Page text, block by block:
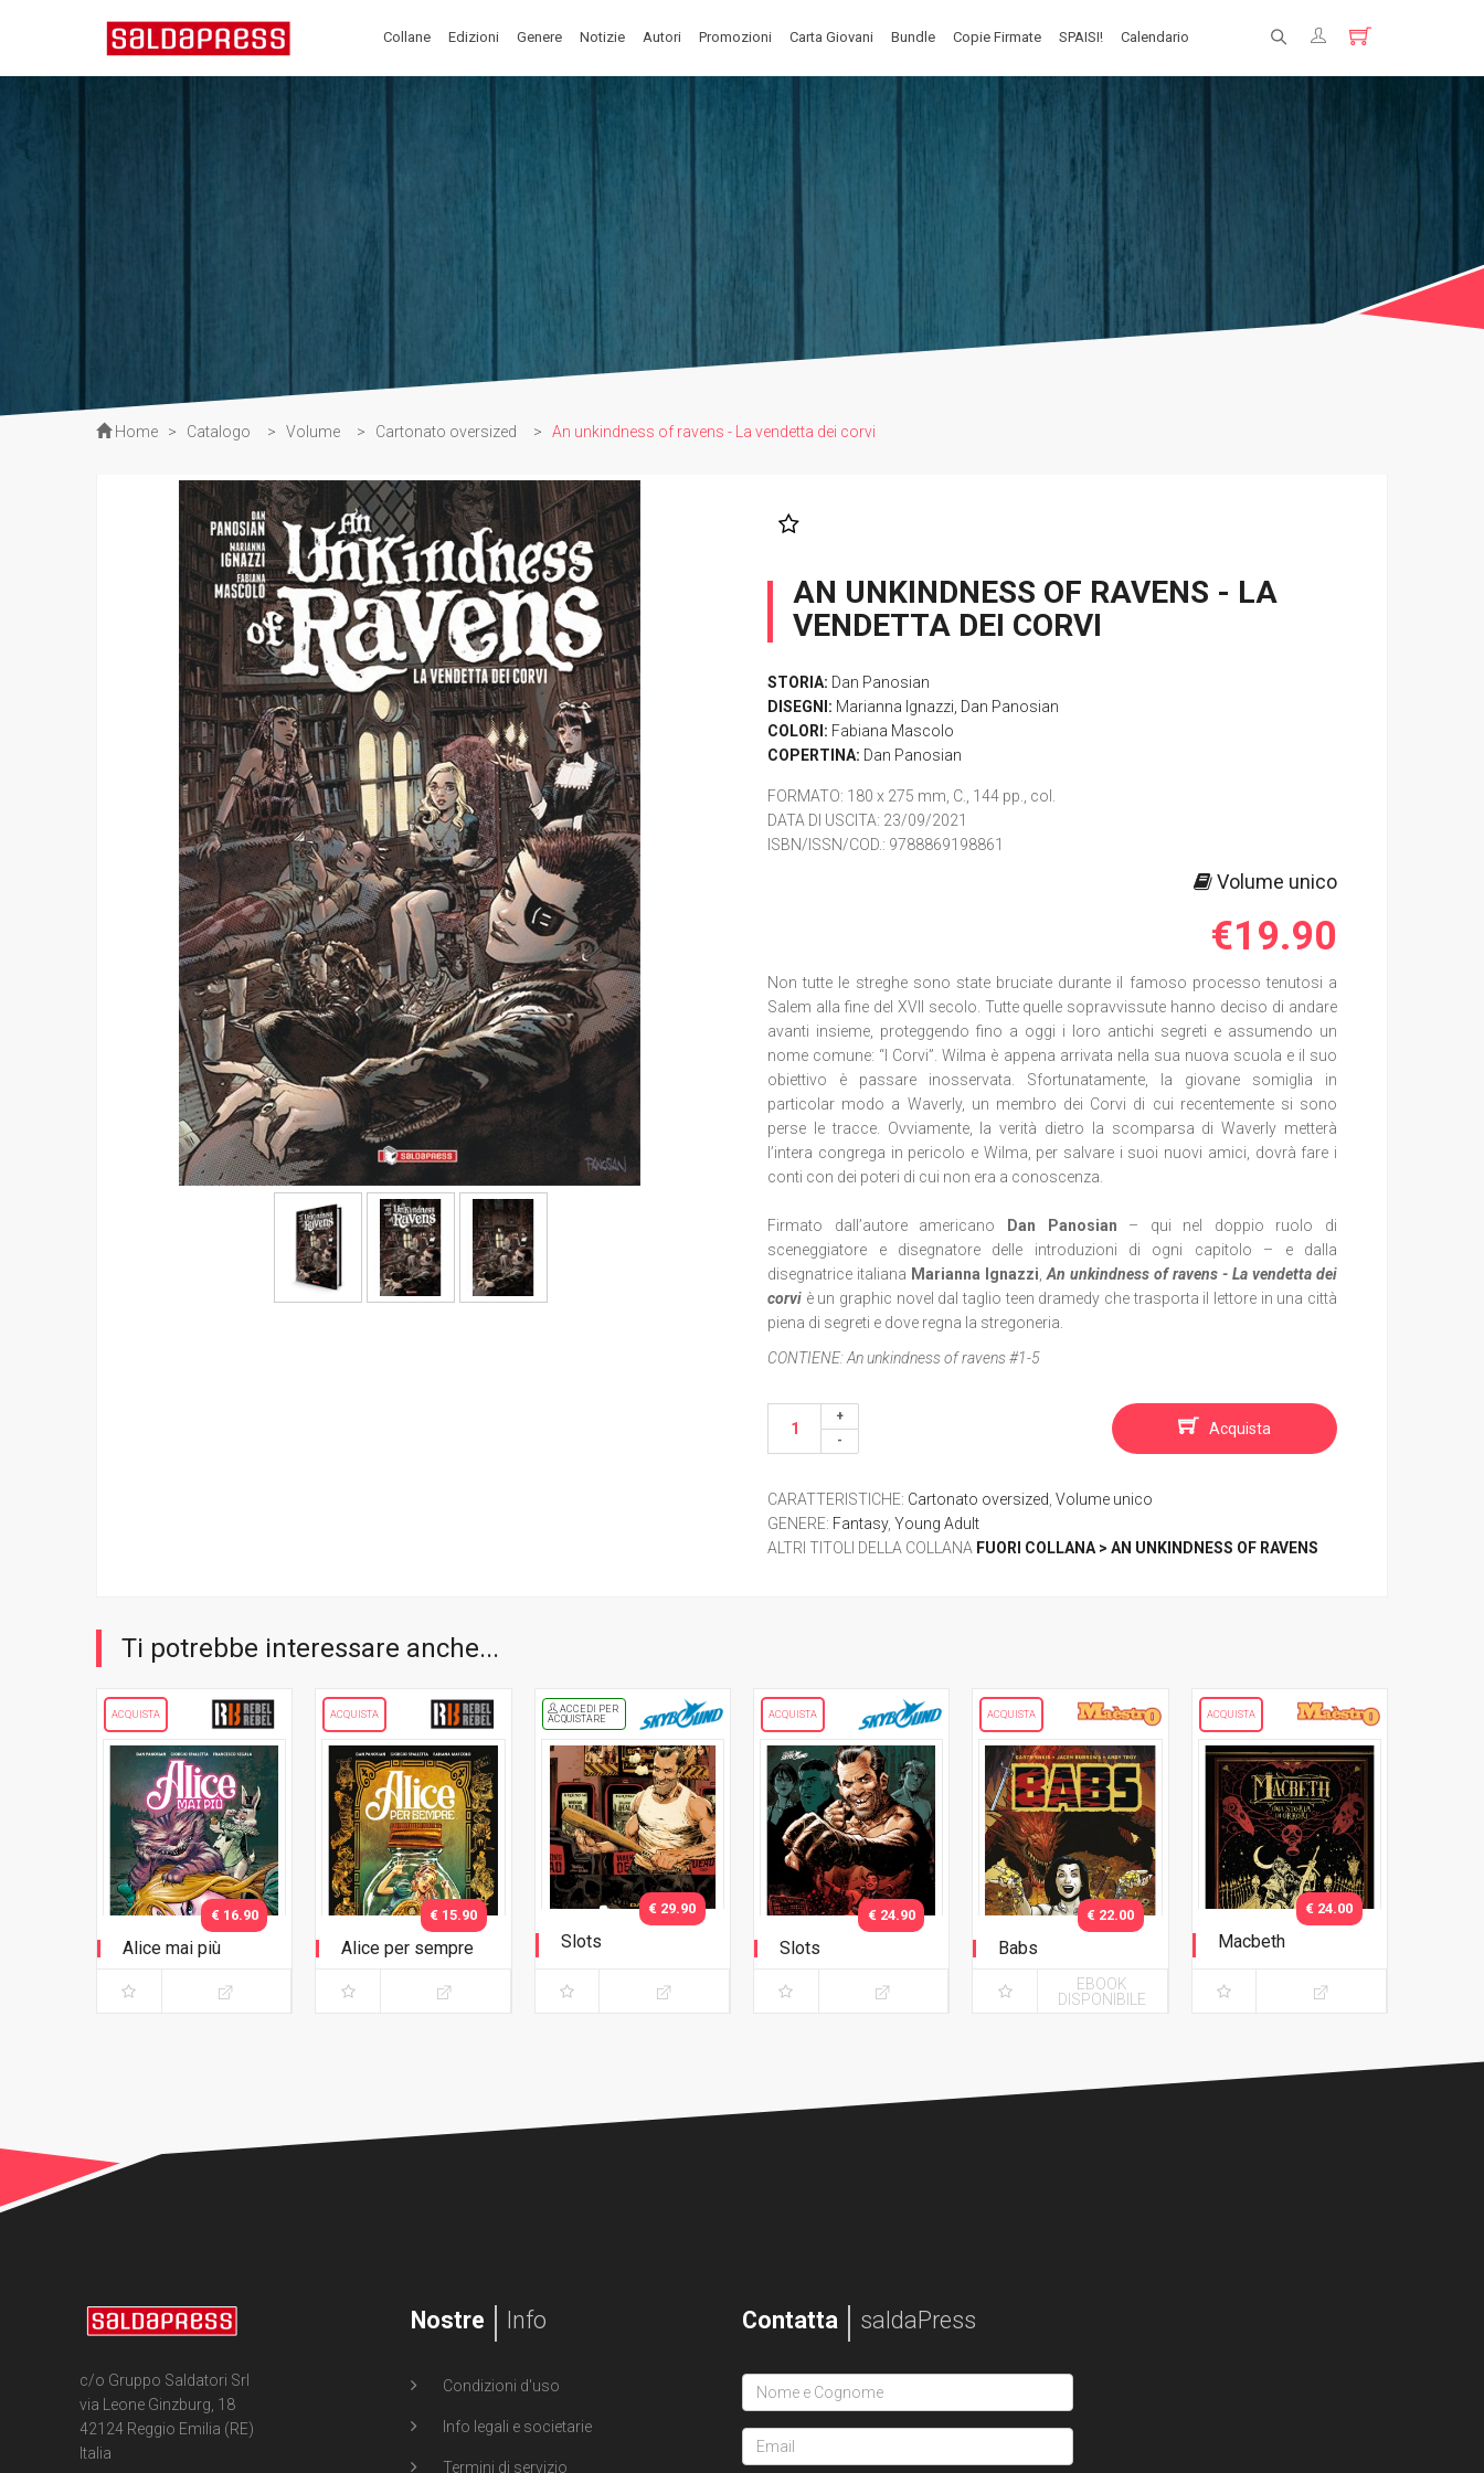
Collane Edizioni Genere Notizie Autori Promozioni Carta Giovani Bundle Copie Firmate SPAISI! Calendario
Home > Catalogo > Volume > Cartonato oversized > An unkindness of ravens - La vendetta dei corvi
AN UNKINDNESS OF RAVENS - LA
VENDETTA DEI CORVI
STORIA: Dan Panosian
DISEGNI: Marianna Ignazzi Dan Panosian
COLORI: Fabiana Mascolo
COPERTINA: Dan Panosian
FORMATO: 180 x 275 mm, C., 144 pp., col.
DATA DI USCITA: 23/09/2021
ISBN/ISSN/COD.: 9788869198861
Volume unico
€19.90
Non tutte le streghe sono state bruciate durante il famoso processo tenutosi a
Salem alla fine del XVII secolo. Tutte quelle sopravvissute hanno deciso di andare
avanti insieme, proteggendo fino a oggi i loro antichi segreti e assumendo un
nome comune: “I Corvi”. Wilma è appena arrivata nella sua nuova scuola e il suo
obiettivo è passare inosservata. Sfortunatamente, la giovane somiglia in
particolar modo a Waverly, un membro dei Corvi di cui recentemente si sono
perse le tracce. Ovviamente, la verità dietro la scomparsa di Waverly metterà
l’intera congrega in pericolo e Wilma, per salvare i suoi nuovi amici, dovrà fare i
conti con dei poteri di cui non era a conoscenza.
Firmato dall’autore americano Dan Panosian – qui nel doppio ruolo di
sceneggiatore e disegnatore delle introduzioni di ogni capitolo – e dalla
disegnatrice italiana Marianna Ignazzi ,An unkindness of ravens -La vendetta dei
corvi è un graphic novel dal taglio teen dramedy che trasporta il lettore in una città
piena di segreti e dove regna la stregoneria.
CONTIENE:An unkindness of ravens #1-5
Acquista
CARATTERISTICHE: Cartonato oversized ,Volume unico
GENERE: Fantasy,Young Adult
ALTRI TITOLI DELLA COLLANA FUORI COLLANA > AN UNKINDNESS OF RAVENS
Ti potrebbe interessare anche...
ACQUISTA
Alice mai più
€ 16.90
ACQUISTA
Alice per sempre
€ 15.90
ACCEDI PER
ACQUISTARE
Slots
sovracoperta
€ 29.90
ACQUISTA
Slots
€ 24.90
ACQUISTA
Babs
€ 22.00
EBOOK
DISPONIBILE
ACQUISTA
Macbeth
€ 24.00
c/o Gruppo Saldatori Srl
via Leone Ginzburg, 18
42124 Reggio Emilia (RE)
Italia
Nostre Info
Condizioni d'uso
Info legali e societarie
Termini di servizio
Contatta saldaPress